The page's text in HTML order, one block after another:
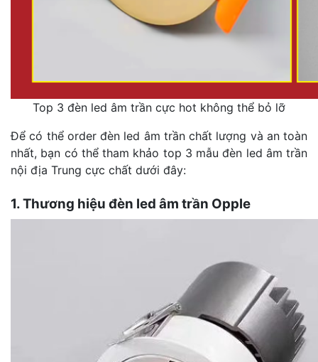
Top 3 đèn led âm trần cực hot không thể bỏ lỡ
Để có thể order đèn led âm trần chất lượng và an toàn
nhất, bạn có thể tham khảo top 3 mẫu đèn led âm trần
nội địa Trung cực chất dưới đây:
1. Thương hiệu đèn led âm trần Opple